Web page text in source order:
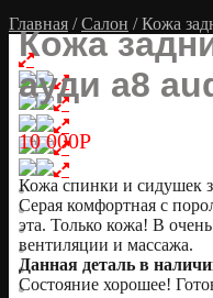
Главная /Салон / Кожа
Кожа
ауди а8
10 000Р
Кожа спинки и сидушек
Серая комфортная с
эта. Только кожа! В
вентиляции и массажа.
Данная деталь в
Состояние хорошее!